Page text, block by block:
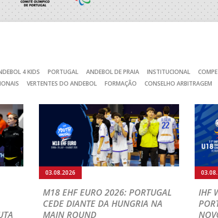
_ - _ CJ A. GARRETT /Pristivus
_ - _ ABC DE BRAGA /Lusíadas
_ - _ JUVE LIS
/ RETROTARGET _ - _
MARÍTIMO MADEIRA
SAD
_ - _ ABC DE BRAGA /OBO
/ Bodegão/CCR/Proteu _ - _ SL BENFICA
4 KIDS PORTUGAL ANDEBOL DE PRAIA INSTITUCIONAL
VERTENTES DO ANDEBOL FORMAÇÃO CONSELHO ARBITRAGEM
03.08.2026
M18 EHF EURO 2026: PORTUGAL
CEDE DIANTE DA HUNGRIA NA
MAIN ROUND
IHF